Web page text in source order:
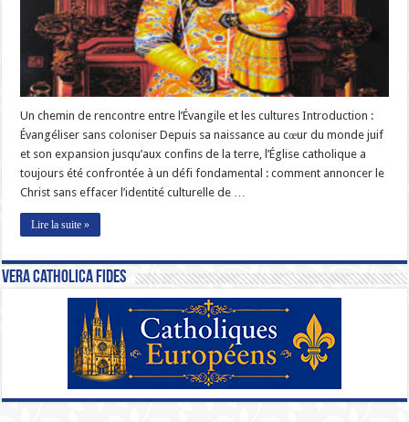
Un chemin de rencontre entre l’Évangile et les cultures Introduction :
Évangéliser sans coloniser Depuis sa naissance au cœur du monde juif
et son expansion jusqu’aux confins de la terre, l’Église catholique a
toujours été confrontée à un défi fondamental : comment annoncer le
Christ sans effacer l’identité culturelle de …
Lire la suite »
Vera Catholica Fides